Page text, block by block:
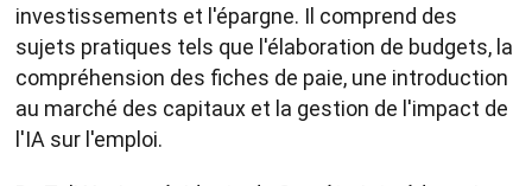
investissements et l'épargne. Il comprend des
sujets pratiques tels que l'élaboration de budgets, la
compréhension des fiches de paie, une introduction
au marché des capitaux et la gestion de l'impact de
l'IA sur l'emploi.